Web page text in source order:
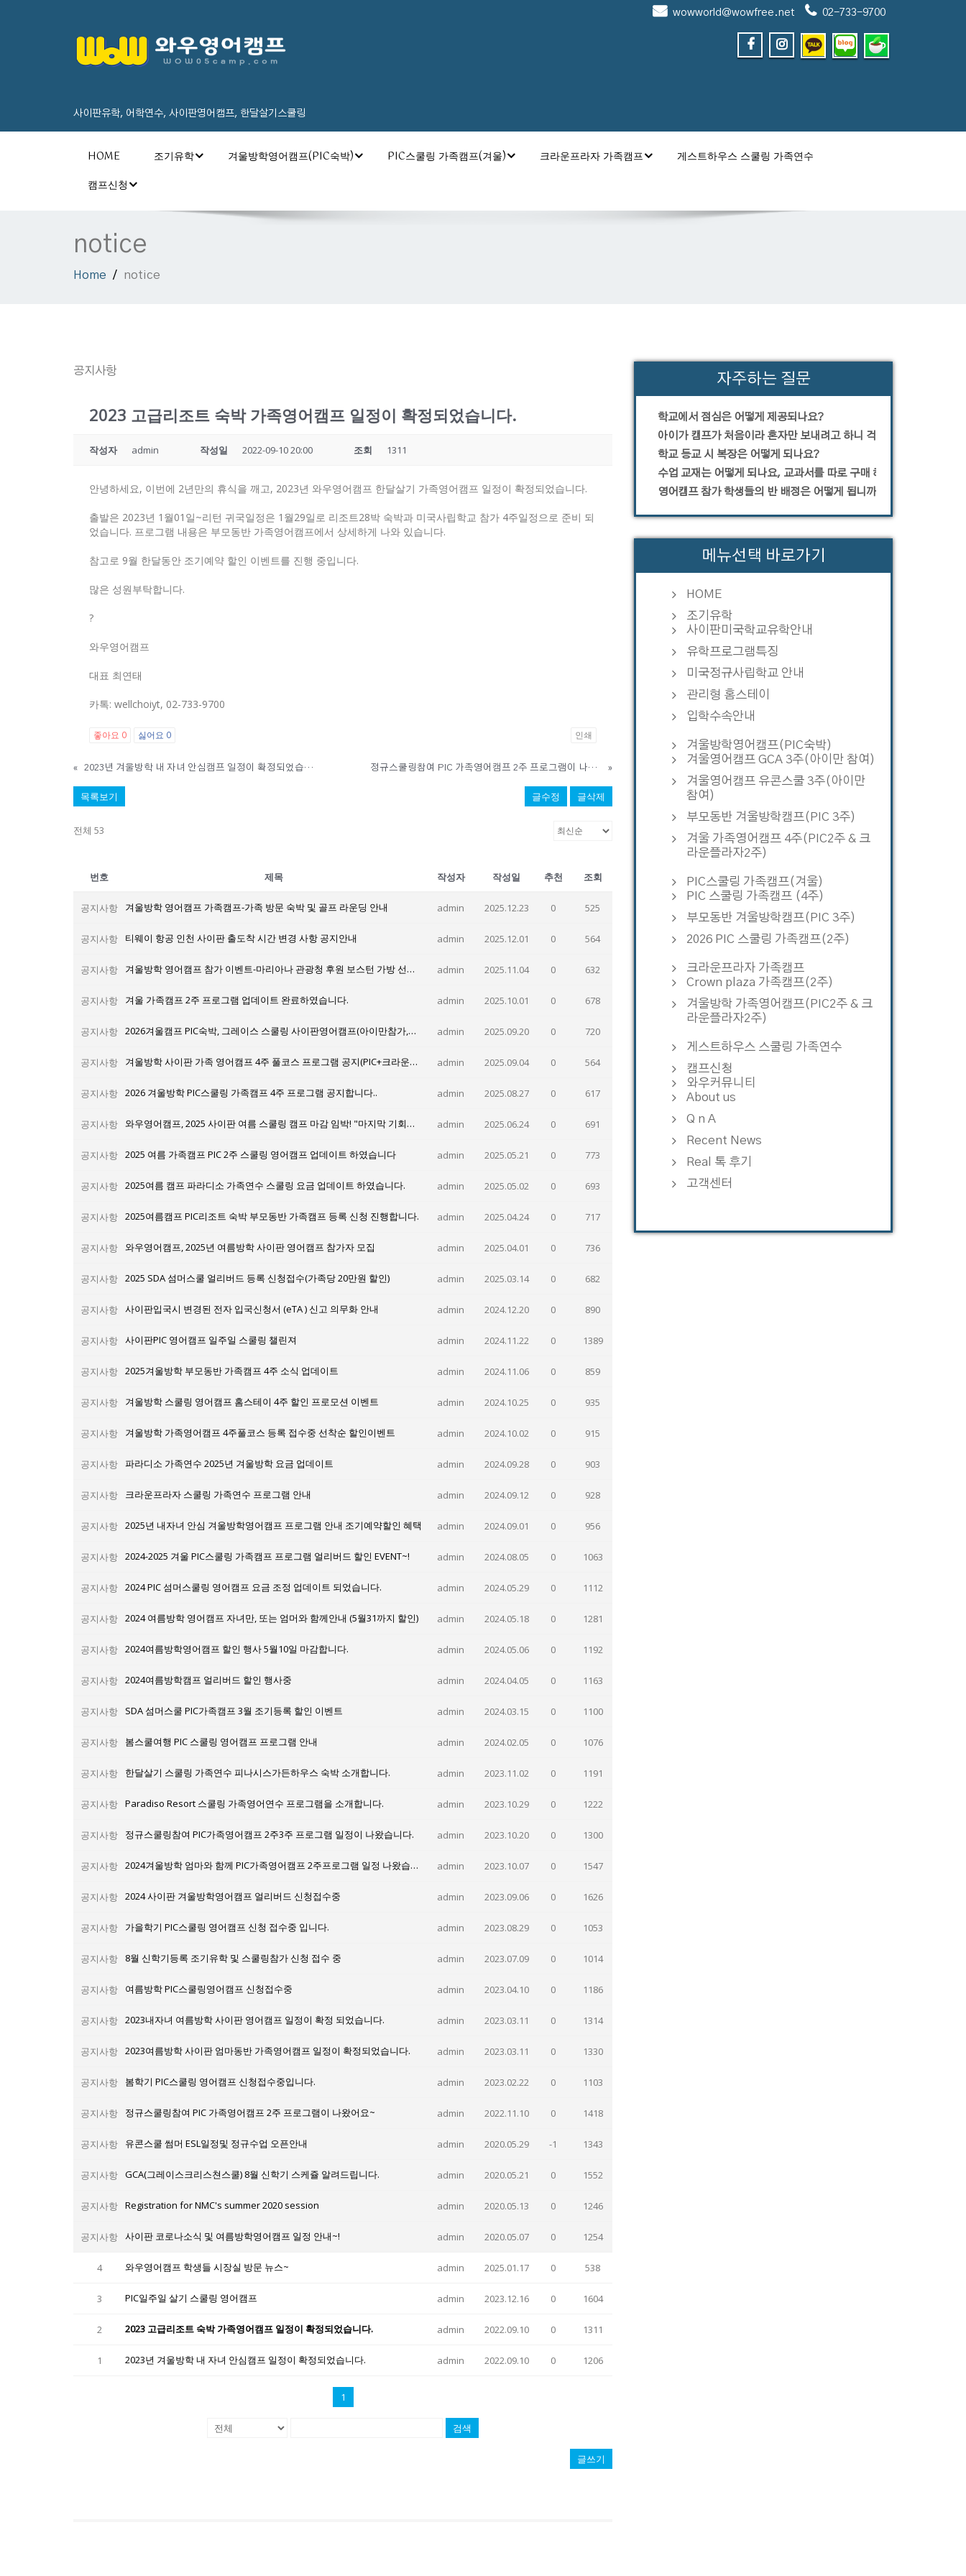
사이판유학, 어학연수, 사이판영어캠프, 한달살기스쿨링
wowworld@wowfree.net 02-733-9700
HOME 조기유학 겨울방학영어캠프(PIC숙박) PIC스쿨링 가족캠프(겨울) 크라운프라자 가족캠프
게스트하우스 스쿨링 가족연수
캠프신청
notice
Home notice
공지사항
2023 고급리조트 숙박 가족영어캠프 일정이 확정되었습니다.
작성자 admin 작성일 2022-09-10 20:00 조회 1311
안녕하세요, 이번에 2년만의 휴식을 깨고, 2023년 와우영어캠프 한달살기 가족영어캠프 일정이 확정되었습니다.
출발은 2023년 1월01일~리턴 귀국일정은 1월29일로 리조트28박 숙박과 미국사립학교 참가 4주일정으로 준비 되
었습니다. 프로그램 내용은 부모동반 가족영어캠프에서 상세하게 나와 있습니다.
참고로 9월 한달동안 조기예약 할인 이벤트를 진행 중입니다.
많은 성원부탁합니다.
?
와우영어캠프
대표 최연태
카톡: wellchoiyt, 02-733-9700
좋아요 0 싫어요 0 인쇄
« 2023년 겨울방학 내 자녀 안심캠프 일정이 확정되었습니다. 정규스쿨링참여 PIC 가족영어캠프 2주 프로그램이 나왔어요~ »
목록보기 글수정 글삭제
전체 53
번호 제목 작성자 작성일 추천 조회
공지사항 겨울방학 영어캠프 가족캠프-가족 방문 숙박 및 골프 라운딩 안내 admin 2025.12.23 0 525
공지사항 티웨이 항공 인천 사이판 출도착 시간 변경 사항 공지안내 admin 2025.12.01 0 564
공지사항 겨울방학 영어캠프 참가 이벤트-마리아나 관광청 후원 보스턴 가방 선물 증정 admin 2025.11.04 0 632
공지사항 겨울 가족캠프 2주 프로그램 업데이트 완료하였습니다. admin 2025.10.01 0 678
공지사항 2026겨울캠프 PIC숙박, 그레이스 스쿨링 사이판영어캠프(아이만참가,부모동반)- 1월10일 출발 3주일정 모집 admin 2025.09.20 0 720
공지사항 겨울방학 사이판 가족 영어캠프 4주 풀코스 프로그램 공지(PIC+크라운프라자) admin 2025.09.04 0 564
공지사항 2026 겨울방학 PIC스쿨링 가족캠프 4주 프로그램 공지합니다.. admin 2025.08.27 0 617
공지사항 와우영어캠프, 2025 사이판 여름 스쿨링 캠프 마감 임박! "마지막 기회를 잡아라" admin 2025.06.24 0 691
공지사항 2025 여름 가족캠프 PIC 2주 스쿨링 영어캠프 업데이트 하였습니다 admin 2025.05.21 0 773
공지사항 2025여름 캠프 파라디소 가족연수 스쿨링 요금 업데이트 하였습니다. admin 2025.05.02 0 693
공지사항 2025여름캠프 PIC리조트 숙박 부모동반 가족캠프 등록 신청 진행합니다. admin 2025.04.24 0 717
공지사항 와우영어캠프, 2025년 여름방학 사이판 영어캠프 참가자 모집 admin 2025.04.01 0 736
공지사항 2025 SDA 섬머스쿨 얼리버드 등록 신청접수(가족당 20만원 할인) admin 2025.03.14 0 682
공지사항 사이판입국시 변경된 전자 입국신청서 (eTA ) 신고 의무화 안내 admin 2024.12.20 0 890
공지사항 사이판PIC 영어캠프 일주일 스쿨링 챌린져 admin 2024.11.22 0 1389
공지사항 2025겨울방학 부모동반 가족캠프 4주 소식 업데이트 admin 2024.11.06 0 859
공지사항 겨울방학 스쿨링 영어캠프 홈스테이 4주 할인 프로모션 이벤트 admin 2024.10.25 0 935
공지사항 겨울방학 가족영어캠프 4주풀코스 등록 접수중 선착순 할인이벤트 admin 2024.10.02 0 915
공지사항 파라디소 가족연수 2025년 겨울방학 요금 업데이트 admin 2024.09.28 0 903
공지사항 크라운프라자 스쿨링 가족연수 프로그램 안내 admin 2024.09.12 0 928
공지사항 2025년 내자녀 안심 겨울방학영어캠프 프로그램 안내 조기예약할인 혜택 admin 2024.09.01 0 956
공지사항 2024-2025 겨울 PIC스쿨링 가족캠프 프로그램 얼리버드 할인 EVENT~! admin 2024.08.05 0 1063
공지사항 2024 PIC 섬머스쿨링 영어캠프 요금 조정 업데이트 되었습니다. admin 2024.05.29 0 1112
공지사항 2024 여름방학 영어캠프 자녀만, 또는 엄머와 함께안내 (5월31까지 할인) admin 2024.05.18 0 1281
공지사항 2024여름방학영어캠프 할인 행사 5월10일 마감합니다. admin 2024.05.06 0 1192
공지사항 2024여름방학캠프 얼리버드 할인 행사중 admin 2024.04.05 0 1163
공지사항 SDA 섬머스쿨 PIC가족캠프 3월 조기등록 할인 이벤트 admin 2024.03.15 0 1100
공지사항 봄스쿨여행 PIC 스쿨링 영어캠프 프로그램 안내 admin 2024.02.05 0 1076
공지사항 한달살기 스쿨링 가족연수 피나시스가든하우스 숙박 소개합니다. admin 2023.11.02 0 1191
공지사항 Paradiso Resort 스쿨링 가족영어연수 프로그램을 소개합니다. admin 2023.10.29 0 1222
공지사항 정규스쿨링참여 PIC가족영어캠프 2주3주 프로그램 일정이 나왔습니다. admin 2023.10.20 0 1300
공지사항 2024겨울방학 엄마와 함께 PIC가족영어캠프 2주프로그램 일정 나왔습니다. admin 2023.10.07 0 1547
공지사항 2024 사이판 겨울방학영어캠프 얼리버드 신청접수중 admin 2023.09.06 0 1626
공지사항 가을학기 PIC스쿨링 영어캠프 신청 접수중 입니다. admin 2023.08.29 0 1053
공지사항 8월 신학기등록 조기유학 및 스쿨링참가 신청 접수 중 admin 2023.07.09 0 1014
공지사항 여름방학 PIC스쿨링영어캠프 신청접수중 admin 2023.04.10 0 1186
공지사항 2023내자녀 여름방학 사이판 영어캠프 일정이 확정 되었습니다. admin 2023.03.11 0 1314
공지사항 2023여름방학 사이판 엄마동반 가족영어캠프 일정이 확정되었습니다. admin 2023.03.11 0 1330
공지사항 봄학기 PIC스쿨링 영어캠프 신청접수중입니다. admin 2023.02.22 0 1103
공지사항 정규스쿨링참여 PIC 가족영어캠프 2주 프로그램이 나왔어요~ admin 2022.11.10 0 1418
공지사항 유콘스쿨 썸머 ESL일정및 정규수업 오픈안내 admin 2020.05.29 -1 1343
공지사항 GCA(그레이스크리스쳔스쿨) 8월 신학기 스케쥴 알려드립니다. admin 2020.05.21 0 1552
공지사항 Registration for NMC's summer 2020 session admin 2020.05.13 0 1246
공지사항 사이판 코로나소식 및 여름방학영어캠프 일정 안내~! admin 2020.05.07 0 1254
4 와우영어캠프 학생들 시장실 방문 뉴스~ admin 2025.01.17 0 538
3 PIC일주일 살기 스쿨링 영어캠프 admin 2023.12.16 0 1604
2 2023 고급리조트 숙박 가족영어캠프 일정이 확정되었습니다. admin 2022.09.10 0 1311
1 2023년 겨울방학 내 자녀 안심캠프 일정이 확정되었습니다. admin 2022.09.10 0 1206
1
검색
글쓰기
자주하는 질문
학교에서 점심은 어떻게 제공되나요?
아이가 캠프가 처음이라 혼자만 보내려고 하니 걱정입니다.
학교 등교 시 복장은 어떻게 되나요?
수업 교재는 어떻게 되나요, 교과서를 따로 구매 해야 하나요?
영어캠프 참가 학생들의 반 배정은 어떻게 됩니까?
메뉴선택 바로가기
HOME
조기유학
사이판미국학교유학안내
유학프로그램특징
미국정규사립학교 안내
관리형 홈스테이
입학수속안내
겨울방학영어캠프(PIC숙박)
겨울영어캠프 GCA 3주(아이만 참여)
겨울영어캠프 유콘스쿨 3주(아이만
참여)
부모동반 겨울방학캠프(PIC 3주)
겨울 가족영어캠프 4주(PIC2주 & 크
라운플라자2주)
PIC스쿨링 가족캠프(겨울)
PIC 스쿨링 가족캠프 (4주)
부모동반 겨울방학캠프(PIC 3주)
2026 PIC 스쿨링 가족캠프(2주)
크라운프라자 가족캠프
Crown plaza 가족캠프(2주)
겨울방학 가족영어캠프(PIC2주 & 크
라운플라자2주)
게스트하우스 스쿨링 가족연수
캠프신청
와우커뮤니티
About us
Q n A
Recent News
Real 톡 후기
고객센터